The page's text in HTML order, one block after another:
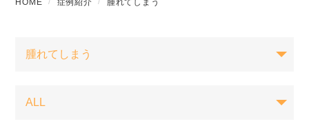
HOME 症例紹介 腫れてしまう